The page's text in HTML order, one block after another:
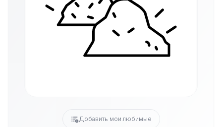
Добавить мои любимые